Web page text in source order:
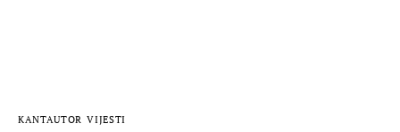
KANTAUTOR VIJESTI